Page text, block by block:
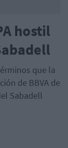
hostil
que la
de BBVA de
Sabadell